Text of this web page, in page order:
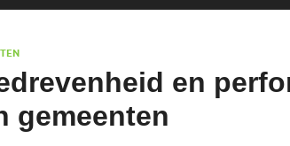
en
gemeenten